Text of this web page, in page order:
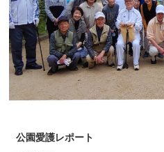
公園愛護レポート